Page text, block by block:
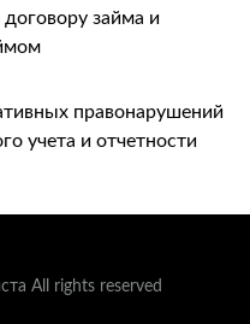
займа и
правонарушений
учета и отчетности
All rights reserved